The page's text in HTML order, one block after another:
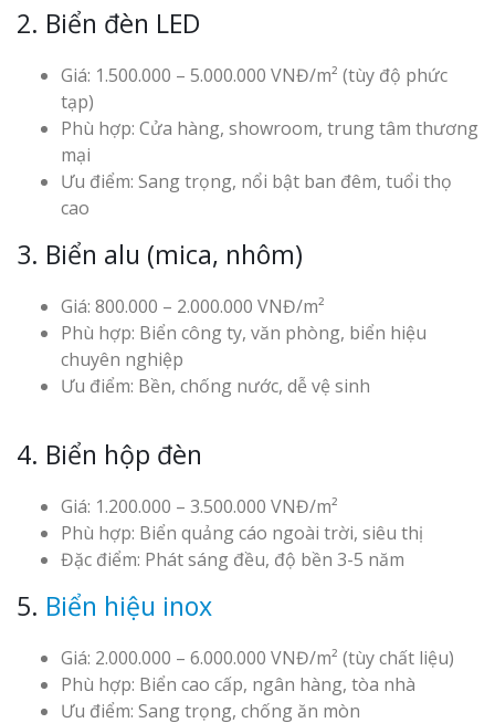
2. Biển đèn LED
Giá: 1.500.000 – 5.000.000 VNĐ/m² (tùy độ phức
tạp)
Phù hợp: Cửa hàng, showroom, trung tâm thương
mại
Ưu điểm: Sang trọng, nổi bật ban đêm, tuổi thọ
cao
3. Biển alu (mica, nhôm)
Giá: 800.000 – 2.000.000 VNĐ/m²
Phù hợp: Biển công ty, văn phòng, biển hiệu
chuyên nghiệp
Ưu điểm: Bền, chống nước, dễ vệ sinh
4. Biển hộp đèn
Giá: 1.200.000 – 3.500.000 VNĐ/m²
Phù hợp: Biển quảng cáo ngoài trời, siêu thị
Đặc điểm: Phát sáng đều, độ bền 3-5 năm
5. Biển hiệu inox
Giá: 2.000.000 – 6.000.000 VNĐ/m² (tùy chất liệu)
Phù hợp: Biển cao cấp, ngân hàng, tòa nhà
Ưu điểm: Sang trọng, chống ăn mòn